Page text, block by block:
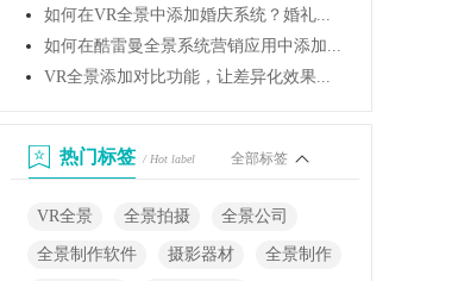
如何在VR全景中添加婚庆系统？婚礼...
如何在酷雷曼全景系统营销应用中添加...
VR全景添加对比功能，让差异化效果...
热门标签 / Hot label 全部标签
VR全景 全景拍摄 全景公司
全景制作软件 摄影器材 全景制作